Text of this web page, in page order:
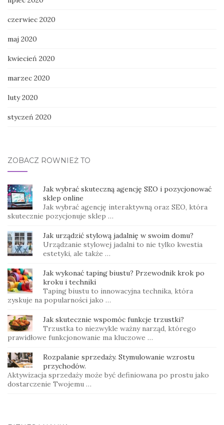
czerwiec 2020
maj 2020
kwiecień 2020
marzec 2020
luty 2020
styczeń 2020
ZOBACZ RÓWNIEŻ TO
Jak wybrać skuteczną agencję SEO i pozycjonować
sklep online
Jak wybrać agencję interaktywną oraz SEO, która
skutecznie pozycjonuje sklep …
Jak urządzić stylową jadalnię w swoim domu?
Urządzanie stylowej jadalni to nie tylko kwestia
estetyki, ale także …
Jak wykonać taping biustu? Przewodnik krok po
kroku i techniki
Taping biustu to innowacyjna technika, która
zyskuje na popularności jako …
Jak skutecznie wspomóc funkcje trzustki?
Trzustka to niezwykle ważny narząd, którego
prawidłowe funkcjonowanie ma kluczowe …
Rozpalanie sprzedaży. Stymulowanie wzrostu
przychodów.
Aktywizacja sprzedaży może być definiowana po prostu jako
dostarczenie Twojemu …